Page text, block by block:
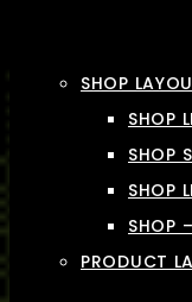
SHOP
SHOP
SHOP
SHOP
SHOP
PRODUCT